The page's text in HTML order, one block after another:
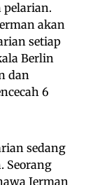
pelarian.
akan
setiap
Berlin
dan
6
sedang
Seorang
Jerman